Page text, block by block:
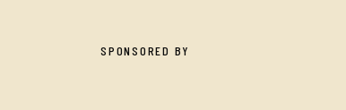
SPONSORED BY